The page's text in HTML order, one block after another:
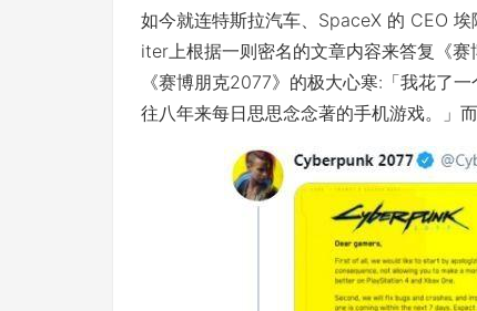
如今就连特斯拉汽车、SpaceX 的 CEO
iter上根据一则密名的文章内容来答复《
《赛博朋克2077》的极大心寒:「我花了
往八年来每日思思念念著的手机游戏。」